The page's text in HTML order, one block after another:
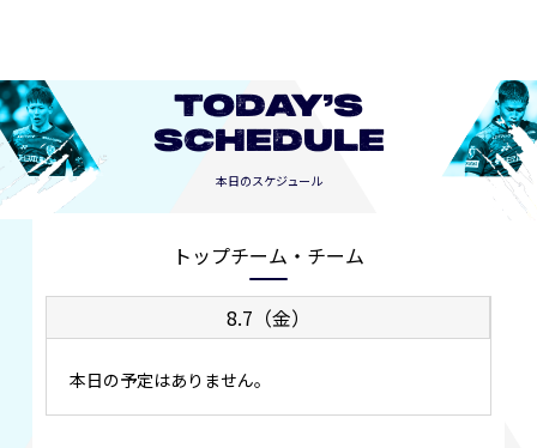
TODAY’S
SCHEDULE
本日のスケジュール
トップチーム・チーム
8.7（金）
本日の予定はありません。